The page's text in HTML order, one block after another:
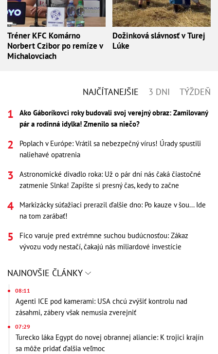
Tréner KFC Komárno
Norbert Czibor po remíze v
Michalovciach
Dožinková slávnosť v Turej
Lúke
NAJČÍTANEJŠIE 3 DNI TÝŽDEŇ
Ako Gáboríkovci roky budovali svoj verejný obraz: Zamilovaný
pár a rodinná idylka! Zmenilo sa niečo?
Poplach v Európe: Vrátil sa nebezpečný vírus! Úrady spustili
naliehavé opatrenia
Astronomické divadlo roka: Už o pár dní nás čaká čiastočné
zatmenie Slnka! Zapíšte si presný čas, kedy to začne
Markizácky súťažiaci prerazil ďalšie dno: Po kauze v šou... Ide
na tom zarábať!
Fico varuje pred extrémne suchou budúcnosťou: Zákaz
vývozu vody nestačí, čakajú nás miliardové investície
NAJNOVŠIE ČLÁNKY
08:11
Agenti ICE pod kamerami: USA chcú zvýšiť kontrolu nad
zásahmi, zábery však nemusia zverejniť
07:29
Turecko láka Egypt do novej obrannej aliancie: K trojici krajín
sa môže pridať ďalšia veľmoc